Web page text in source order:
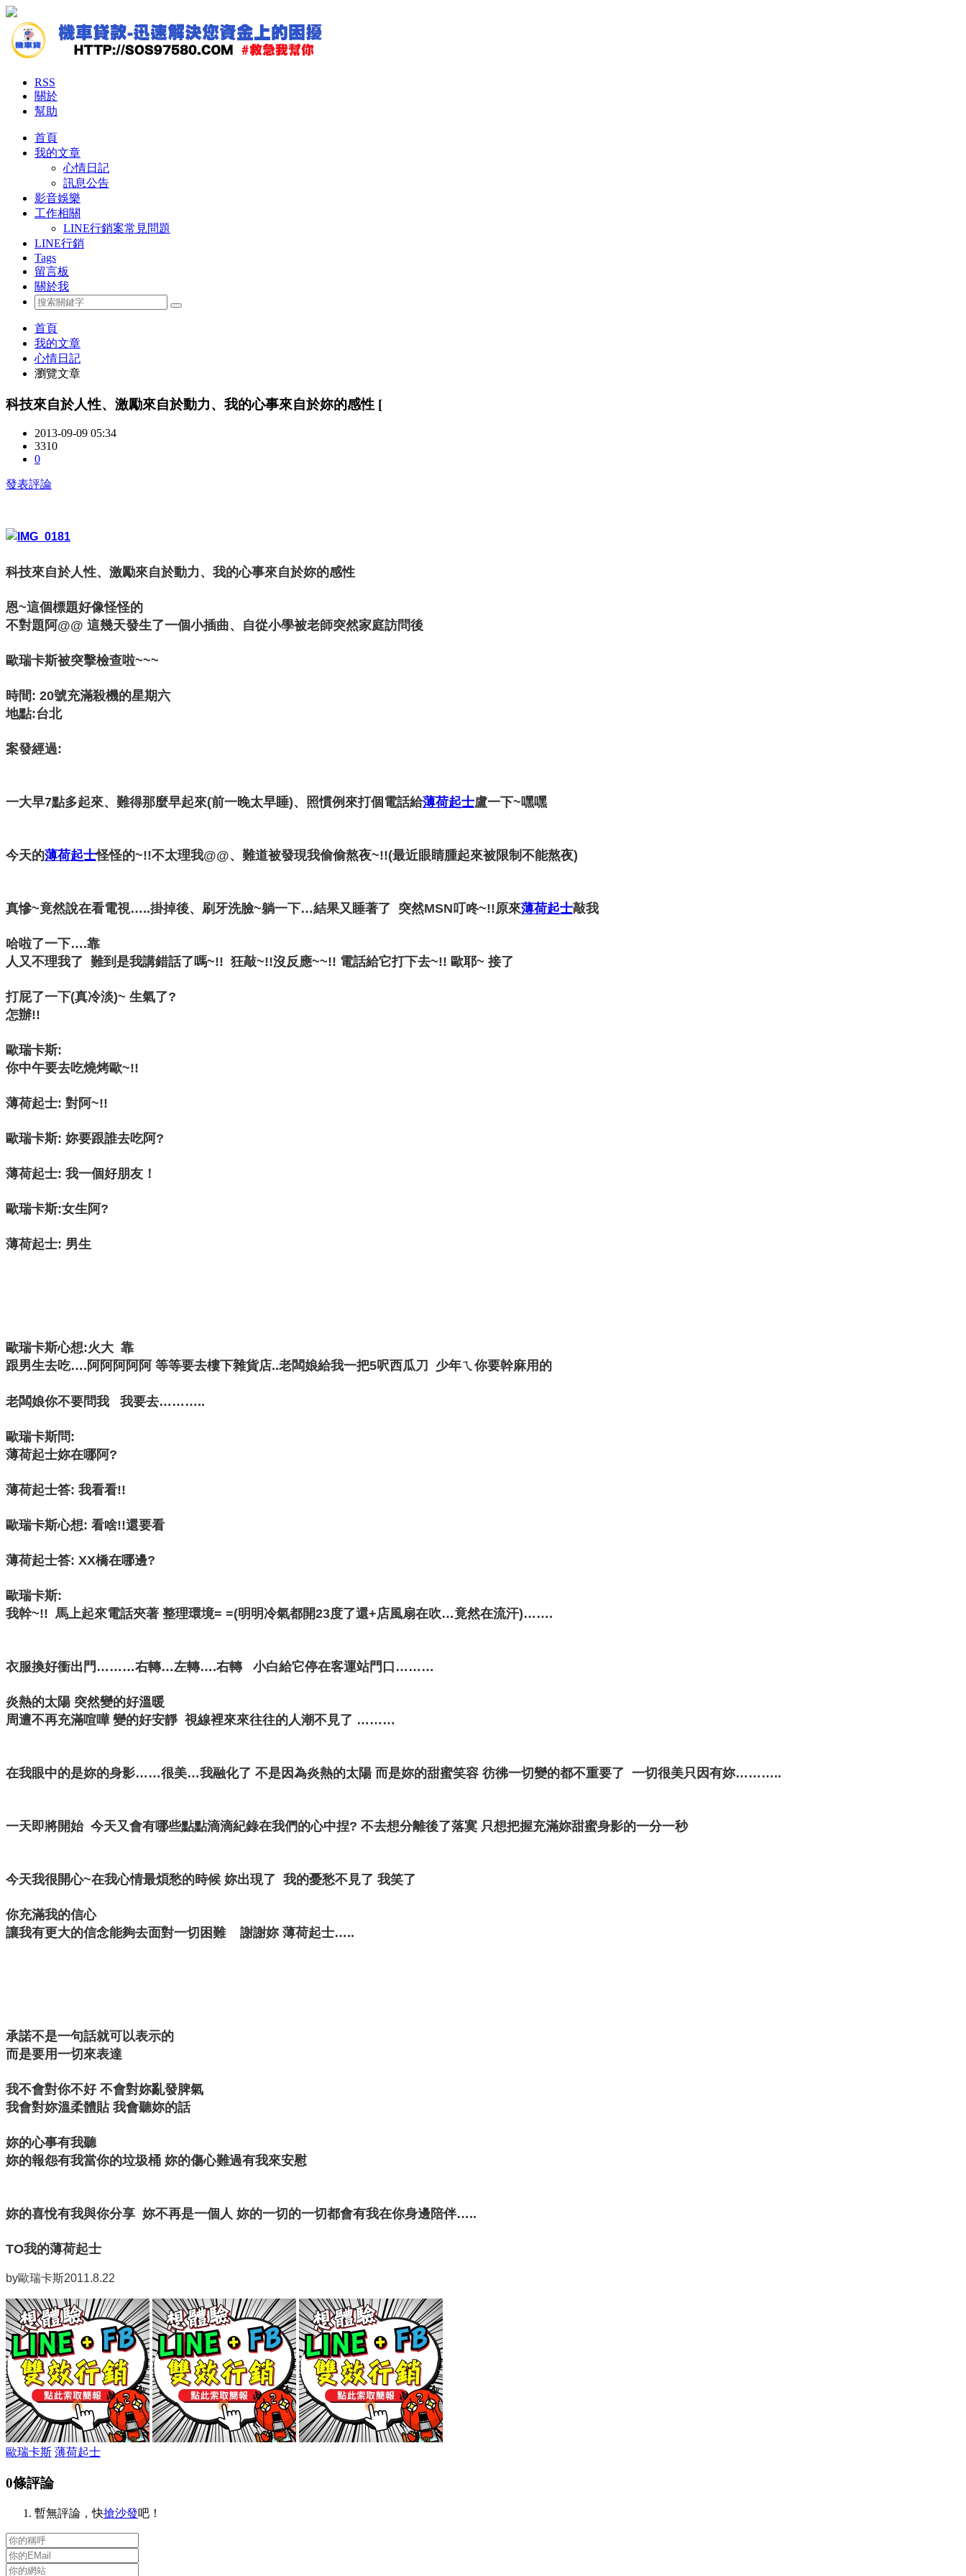
RSS
關於
幫助
首頁
我的文章
心情日記
訊息公告
影音娛樂
工作相關
LINE行銷案常見問題
LINE行銷
Tags
留言板
關於我
首頁
我的文章
心情日記
瀏覽文章
科技來自於人性、激勵來自於動力、我的心事來自於妳的感性 [
2013-09-09 05:34
3310
0
發表評論
科技來自於人性、激勵來自於動力、我的心事來自於妳的感性
恩~這個標題好像怪怪的
不對題阿@@ 這幾天發生了一個小插曲、自從小學被老師突然家庭訪問後
歐瑞卡斯被突擊檢查啦~~~
時間: 20號充滿殺機的星期六
地點:台北
案發經過:
一大早7點多起來、難得那麼早起來(前一晚太早睡)、照慣例來打個電話給薄荷起士盧一下~嘿嘿
今天的薄荷起士怪怪的~!!不太理我@@、難道被發現我偷偷熬夜~!!(最近眼睛腫起來被限制不能熬夜)
真慘~竟然說在看電視…..掛掉後、刷牙洗臉~躺一下…結果又睡著了 突然MSN叮咚~!!原來薄荷起士敲我
哈啦了一下….靠
人又不理我了 難到是我講錯話了嗎~!! 狂敲~!!沒反應~~!! 電話給它打下去~!! 歐耶~ 接了
打屁了一下(真冷淡)~ 生氣了?
怎辦!!
歐瑞卡斯:
你中午要去吃燒烤歐~!!
薄荷起士: 對阿~!!
歐瑞卡斯: 妳要跟誰去吃阿?
薄荷起士: 我一個好朋友！
歐瑞卡斯:女生阿?
薄荷起士: 男生
歐瑞卡斯心想:火大 靠
跟男生去吃….阿阿阿阿阿 等等要去樓下雜貨店..老闆娘給我一把5呎西瓜刀 少年ㄟ你要幹麻用的
老闆娘你不要問我 我要去………..
歐瑞卡斯問:
薄荷起士妳在哪阿?
薄荷起士答: 我看看!!
歐瑞卡斯心想: 看啥!!還要看
薄荷起士答: XX橋在哪邊?
歐瑞卡斯:
我幹~!! 馬上起來電話夾著 整理環境= =(明明冷氣都開23度了還+店風扇在吹…竟然在流汗)…….
衣服換好衝出門………右轉…左轉….右轉 小白給它停在客運站門口………
炎熱的太陽 突然變的好溫暖
周遭不再充滿喧嘩 變的好安靜 視線裡來來往往的人潮不見了 ………
在我眼中的是妳的身影……很美…我融化了 不是因為炎熱的太陽 而是妳的甜蜜笑容 彷彿一切變的都不重要了 一切很美只因有妳………..
一天即將開始 今天又會有哪些點點滴滴紀錄在我們的心中捏? 不去想分離後了落寞 只想把握充滿妳甜蜜身影的一分一秒
今天我很開心~在我心情最煩愁的時候 妳出現了 我的憂愁不見了 我笑了
你充滿我的信心
讓我有更大的信念能夠去面對一切困難 謝謝妳 薄荷起士…..
承諾不是一句話就可以表示的
而是要用一切來表達
我不會對你不好 不會對妳亂發脾氣
我會對妳溫柔體貼 我會聽妳的話
妳的心事有我聽
妳的報怨有我當你的垃圾桶 妳的傷心難過有我來安慰
妳的喜悅有我與你分享 妳不再是一個人 妳的一切的一切都會有我在你身邊陪伴…..
TO我的薄荷起士
by歐瑞卡斯2011.8.22
歐瑞卡斯 薄荷起士
0條評論
暫無評論，快搶沙發吧！